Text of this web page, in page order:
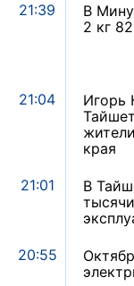
21:39
В
2 кг
21:04
Игорь
края
21:01
В
20:55